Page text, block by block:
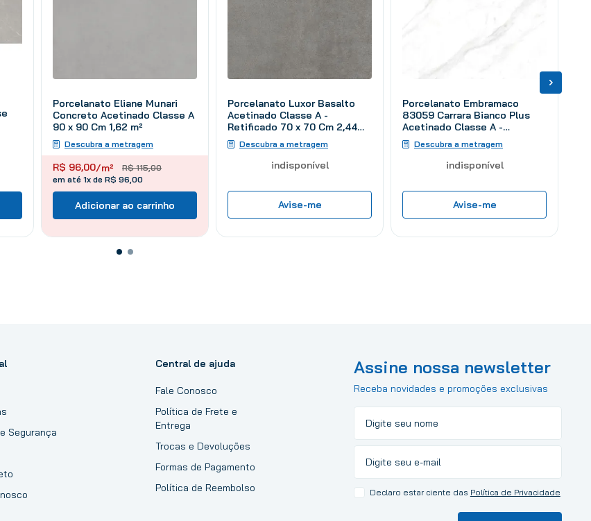
Porcelanato Eliane Munari
Concreto Acetinado Classe A
90 x 90 Cm 1,62 m²
Descubra a metragem
R$ 115,00
R$ 96,00/m²
em até 1x de R$ 96,00
Adicionar ao carrinho
Porcelanato Luxor Basalto
Acetinado Classe A -
Retificado 70 x 70 Cm 2,44
m²Descubra a metragem
indisponível
Avise-me
Porcelanato Embramaco
83059 Carrara Bianco Plus
Acetinado Classe A -
Retificado 83 x 83 Cm 2,73
m²
Descubra a metragem
indisponível
Avise-me
Segurança
Central de ajuda
Fale Conosco
Política de Frete e
Entrega
Trocas e Devoluções
Formas de Pagamento
Política de Reembolso
Assine nossa newsletter
Receba novidades e promoções exclusivas
Declaro estar ciente das Política de Privacidade